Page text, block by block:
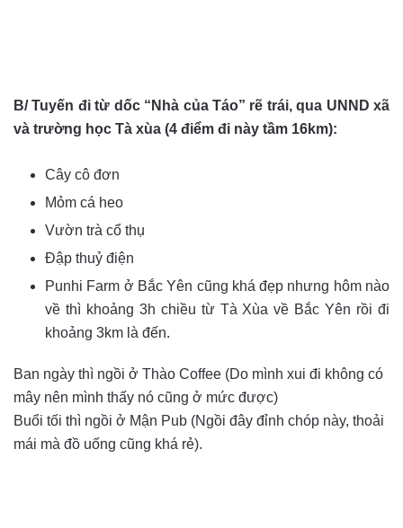
B/ Tuyến đi từ dốc “Nhà của Táo” rẽ trái, qua UNND xã
và trường học Tà xùa (4 điểm đi này tầm 16km):
Cây cô đơn
Mỏm cá heo
Vườn trà cổ thụ
Đập thuỷ điện
Punhi Farm ở Bắc Yên cũng khá đẹp nhưng hôm nào
về thì khoảng 3h chiều từ Tà Xùa về Bắc Yên rồi đi
khoảng 3km là đến.
Ban ngày thì ngồi ở Thào Coffee (Do mình xui đi không có
mây nên mình thấy nó cũng ở mức được)
Buổi tối thì ngồi ở Mận Pub (Ngồi đây đỉnh chóp này, thoải
mái mà đồ uống cũng khá rẻ).